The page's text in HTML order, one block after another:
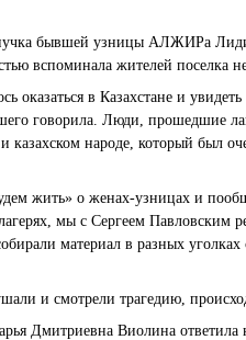
бывшей узницы АЛЖИРа
вспоминала жителей поселка
оказаться в Казахстане и
говорила. Люди, прошедшие
казахском народе, который был
жить» о женах-узницах и
мы с Сергеем Павловским
материал в разных уголках
и смотрели трагедию,
Дмитриевна Виолина ответила